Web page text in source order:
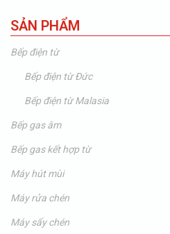
SẢN PHẨM
Bếp điện từ
Bếp điện từ Đức
Bếp điện từ Malasia
Bếp gas âm
Bếp gas kết hợp từ
Máy hút mùi
Máy rửa chén
Máy sấy chén